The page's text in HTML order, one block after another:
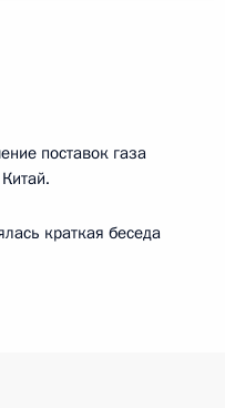
поставок газа
краткая беседа